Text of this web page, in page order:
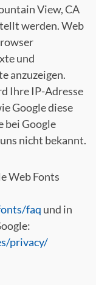
View, CA
werden. Web
und
anzuzeigen.
Ihre IP-Adresse
Google diese
bei Google
nicht bekannt.
Web Fonts
faq und in
privacy/